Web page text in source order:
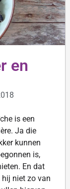
en
is een
Ja die
kunnen
is,
En dat
niet zo van